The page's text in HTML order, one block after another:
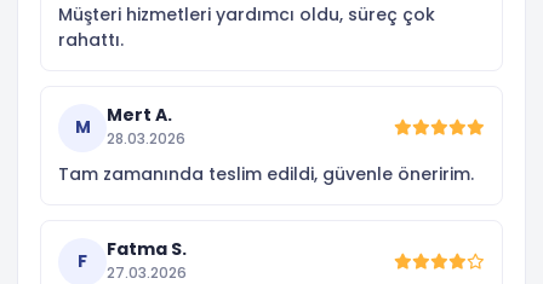
Müşteri hizmetleri yardımcı oldu, süreç çok
rahattı.
M
Mert A.
28.03.2026
Tam zamanında teslim edildi, güvenle öneririm.
F
Fatma S.
27.03.2026